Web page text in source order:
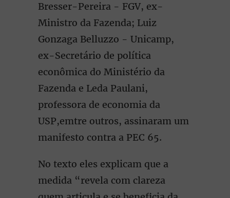
Bresser-Pereira - FGV, ex-
Ministro da Fazenda; Luiz
Gonzaga Belluzzo - Unicamp,
ex-Secretário de política
econômica do Ministério da
Fazenda e Leda Paulani,
professora de economia da
USP,emtre outros, assinaram um
manifesto contra a PEC 65.
No texto eles explicam que a
medida “revela com clareza